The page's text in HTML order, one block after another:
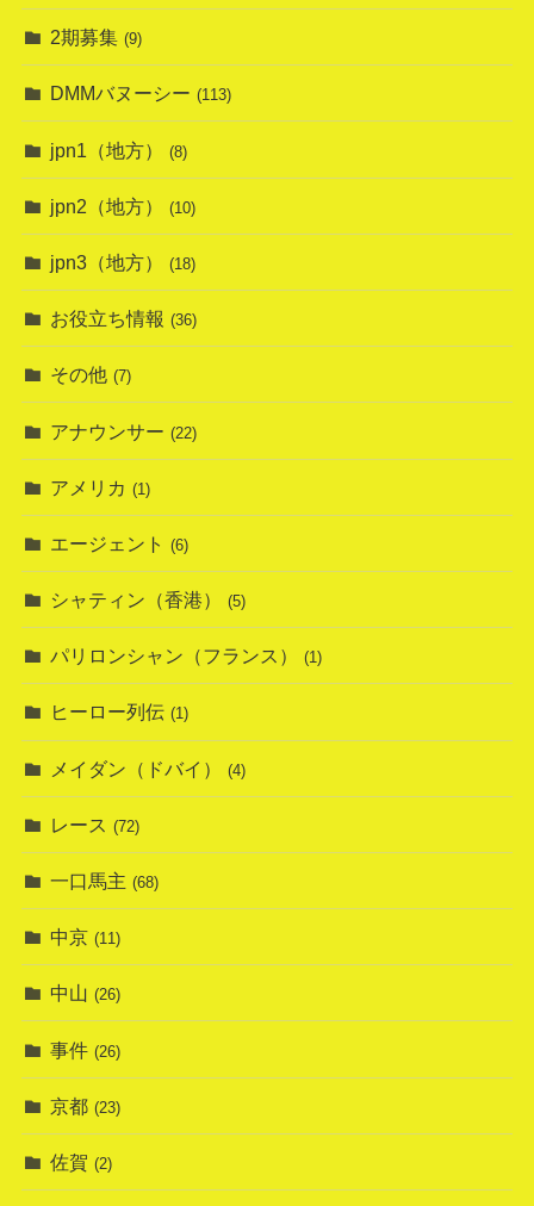
2期募集 (9)
DMMバヌーシー (113)
jpn1（地方） (8)
jpn2（地方） (10)
jpn3（地方） (18)
お役立ち情報 (36)
その他 (7)
アナウンサー (22)
アメリカ (1)
エージェント (6)
シャティン（香港） (5)
パリロンシャン（フランス） (1)
ヒーロー列伝 (1)
メイダン（ドバイ） (4)
レース (72)
一口馬主 (68)
中京 (11)
中山 (26)
事件 (26)
京都 (23)
佐賀 (2)